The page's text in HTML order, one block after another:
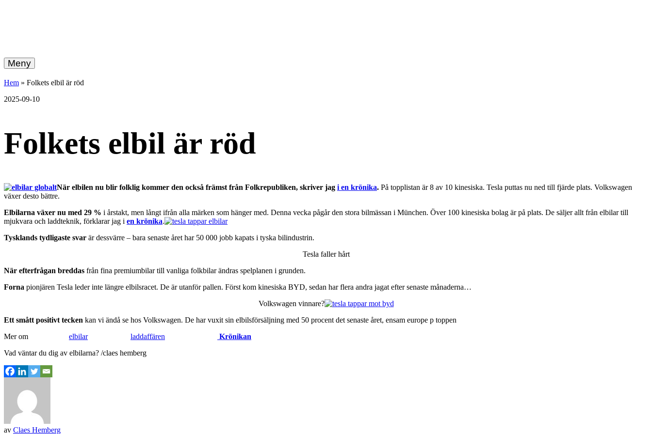
vidare
till
innehållet
energi
+
Meny
Hem » Folkets elbil är röd
2025-09-10
Folkets elbil är röd
När elbilen nu blir folklig kommer den också främst från Folkrepubliken, skriver jag i en krönika. På topplistan är 8 av 10 kinesiska. Tesla puttas nu ned till fjärde plats. Volkswagen
växer desto bättre.
Elbilarna växer nu med 29 % i årstakt, men långt ifrån alla märken som hänger med. Denna vecka pågår den stora bilmässan i München. Över 100 kinesiska bolag är på plats. De säljer allt från elbilar till
mjukvara och laddteknik, förklarar jag i en krönika.
Tysklands tydligaste svar är dessvärre – bara senaste året har 50 000 jobb kapats i tyska bilindustrin.
Tesla faller hårt
När efterfrågan breddas från fina premiumbilar till vanliga folkbilar ändras spelplanen i grunden.
Forna pionjären Tesla leder inte längre elbilsracet. De är utanför pallen. Först kom kinesiska BYD, sedan har flera andra jagat efter senaste månaderna…
Volkswagen vinnare?
Ett smått positivt tecken kan vi ändå se hos Volkswagen. De har vuxit sin elbilsförsäljning med 50 procent det senaste året, ensam europe p toppen
Mer om elbilar laddaffären
Krönikan
Vad väntar du dig av elbilarna? /claes hemberg
av Claes Hemberg